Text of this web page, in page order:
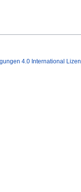
4.0 International